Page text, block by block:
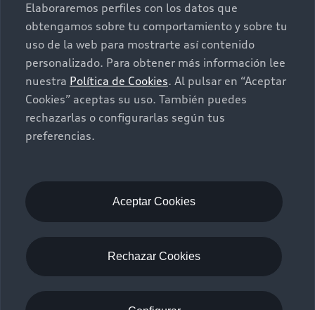
Elaboraremos perfiles con los datos que
obtengamos sobre tu comportamiento y sobre tu
uso de la web para mostrarte así contenido
personalizado. Para obtener más información lee
nuestra Política de Cookies. Al pulsar en “Aceptar
Cookies” aceptas su uso. También puedes
rechazarlas o configurarlas según tus
preferencias.
Aceptar Cookies
Rechazar Cookies
Audi Certified :plus
Contacto
Contáctanos
Citas de servicio
Información de vehículo nuevo
©2025 Audi de México división de Volkswagen de
Utilizamos cookies para mejorar nuestro sitio
web y tu experiencia en línea. Al continuar
navegando en este sitio web, aceptas el uso de
Términos y Condiciones
Aviso de privacidad
Audi de México